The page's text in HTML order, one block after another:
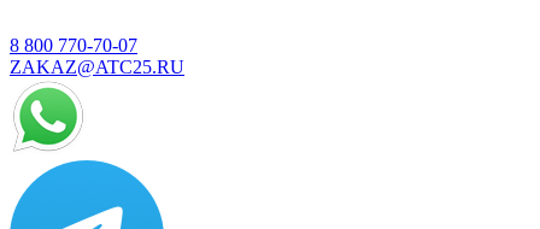
8 800 770-70-07
ZAKAZ@ATC25.RU